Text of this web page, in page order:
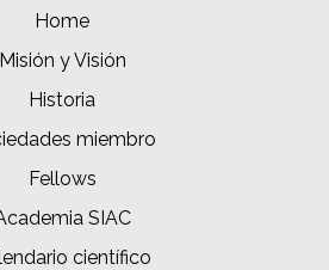
Home
Misión y Visión
Historia
miembro
Fellows
SIAC
científico